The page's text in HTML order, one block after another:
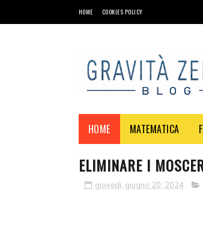
HOME COOKIES POLICY
HOME MATEMATICA
ELIMINARE I
giovedì, giugno 20, 2024